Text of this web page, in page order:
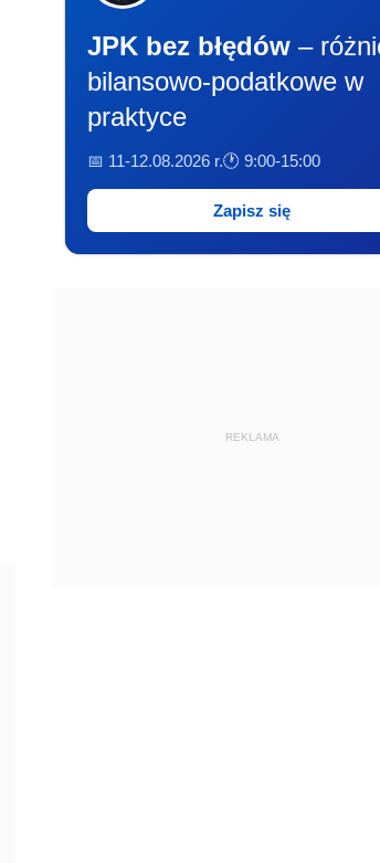
JPK bez błędów –
bilansowo-podatkowe w
praktyce
📅 11-12.08.2026 r.🕐 9:00-15:00
Zapisz się
REKLAMA